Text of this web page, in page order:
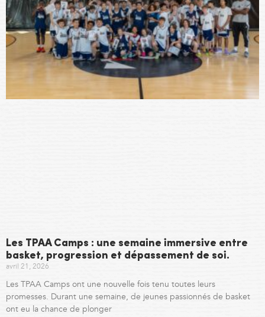
Les TPAA Camps : une semaine immersive entre
basket, progression et dépassement de soi.
avril 21, 2026
Les TPAA Camps ont une nouvelle fois tenu toutes leurs
promesses. Durant une semaine, de jeunes passionnés de basket
ont eu la chance de plonger